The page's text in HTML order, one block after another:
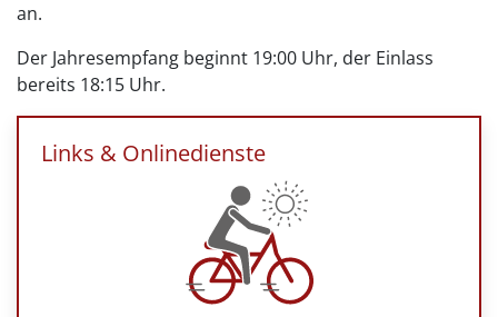
an.
Der Jahresempfang beginnt 19:00 Uhr, der Einlass
bereits 18:15 Uhr.
Links & Onlinedienste